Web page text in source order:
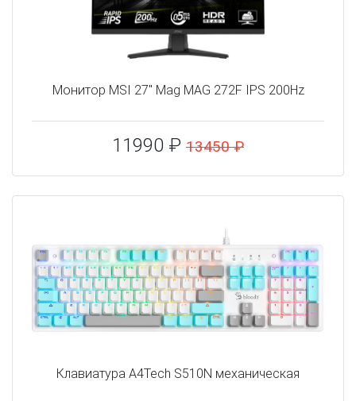
Монитор MSI 27" Mag MAG 272F IPS 200Hz
11990 ₽ 13450 ₽
Клавиатура A4Tech S510N механическая